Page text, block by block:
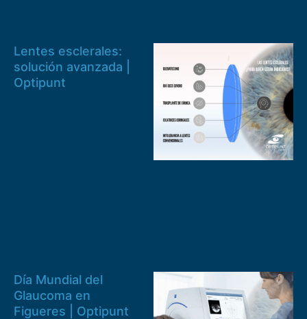
Lentes esclerales:
solución avanzada |
Optipunt
Día Mundial del
Glaucoma en
Figueres | Optipunt